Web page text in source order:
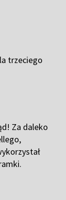
trzeciego
Za daleko